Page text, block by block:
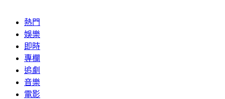
熱門
娛樂
即時
專欄
追劇
音樂
電影